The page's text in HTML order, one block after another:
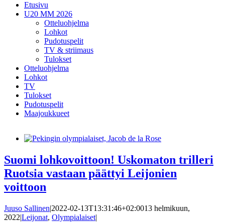
Etusivu
U20 MM 2026
Otteluohjelma
Lohkot
Pudotuspelit
TV & striimaus
Tulokset
Otteluohjelma
Lohkot
TV
Tulokset
Pudotuspelit
Maajoukkueet
Suomi lohkovoittoon! Uskomaton trilleri
Ruotsia vastaan päättyi Leijonien
voittoon
Juuso Sallinen|2022-02-13T13:31:46+02:0013 helmikuun,
2022|Leijonat, Olympialaiset|